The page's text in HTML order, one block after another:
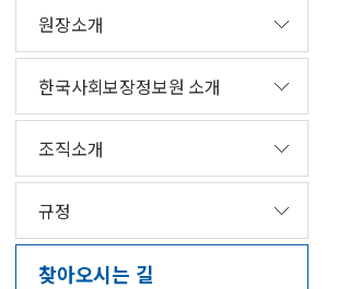
원장소개
한국사회보장정보원 소개
조직소개
규정
찾아오시는 길